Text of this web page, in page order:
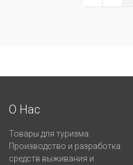
О Нас
Товары для туризма.
Производство и разработка
средств выживания и